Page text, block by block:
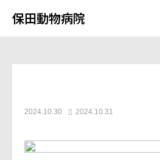
保田動物病院
BLOG インフォメーション
2024.10.30 2024.10.31
保田動物病院
 駐車場
ホーム